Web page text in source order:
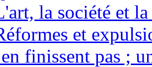
la société et
et
finissent pas ;